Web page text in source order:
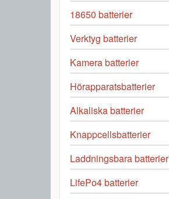
18650 batterier
Verktyg batterier
Kamera batterier
Hörapparatsbatterier
Alkaliska batterier
Knappcellsbatterier
Laddningsbara batterier
LifePo4 batterier